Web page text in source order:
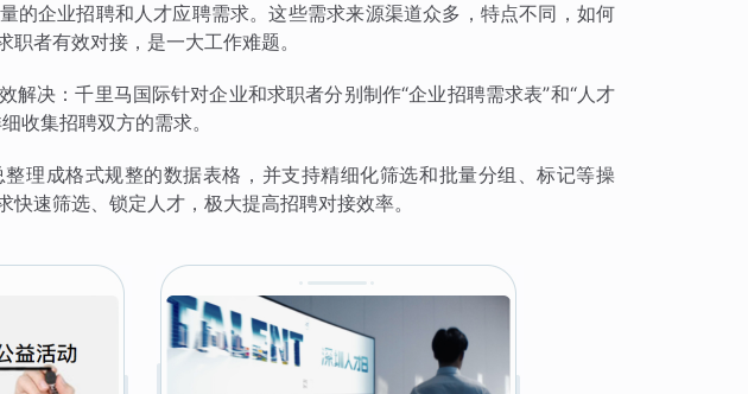
的企业招聘和人才应聘需求。这些需求来源渠道众多，特点不同，如何
者有效对接，是一大工作难题。
解决：千里马国际针对企业和求职者分别制作“企业招聘需求表”和“人才
收集招聘双方的需求。
理成格式规整的数据表格，并支持精细化筛选和批量分组、标记等操
速筛选、锁定人才，极大提高招聘对接效率。